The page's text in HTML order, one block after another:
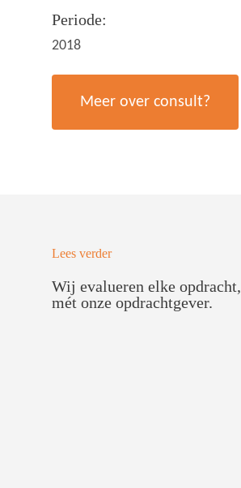
Periode:
2018
Meer over consult?
Lees verder
Wij evalueren elke opdracht,
mét onze opdrachtgever.